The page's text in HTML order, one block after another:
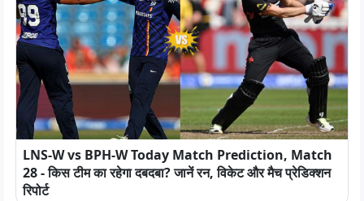
LNS-W vs BPH-W Today Match Prediction, Match
28 - किस टीम का रहेगा दबदबा? जानें रन, विकेट और मैच प्रेडिक्शन
रिपोर्ट